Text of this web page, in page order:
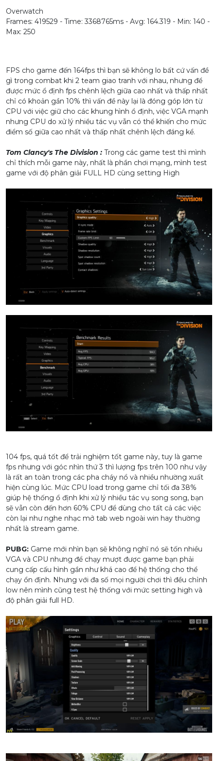
Overwatch
Frames: 419529 - Time: 3368765ms - Avg: 164.319 - Min: 140 -
Max: 250
FPS cho game đến 164fps thì bạn sẽ không lo bất cứ vấn đề
gì trong combat khi 2 team giao tranh với nhau, nhưng để
được mức ổ định fps chênh lệch giữa cao nhất và thấp nhất
chỉ có khoản gần 10% thì vấn đề này lại là đóng góp lớn từ
CPU với việc giữ cho các khung hình ổ định, việc VGA mạnh
nhưng CPU do xử lý nhiều tác vụ vẫn có thể khiến cho mức
điểm số giữa cao nhất và thấp nhất chênh lệch đáng kể.
Tom Clancy's The Division : Trong các game test thì mình
chỉ thích mỗi game này, nhất là phần chơi mạng, mình test
game với độ phân giải FULL HD cùng setting High
104 fps, quá tốt để trải nghiệm tốt game này, tuy là game
fps nhưng với góc nhìn thứ 3 thì lượng fps trên 100 như vậy
là rất an toàn trong các pha cháy nổ và nhiều nhường xuất
hiện cùng lúc. Mức CPU load trong game chỉ tối đa 38%
giúp hệ thống ổ định khi xử lý nhiều tác vụ song song, bạn
sẽ vẫn còn đến hơn 60% CPU để dùng cho tất cả các việc
còn lại như nghe nhạc mở tab web ngoài win hay thường
nhất là stream game.
PUBG: Game mới nhìn bạn sẽ không nghĩ nó sẽ tốn nhiều
VGA và CPU nhưng để chạy mượt được game bạn phải
cung cấp cấu hình gần như khá cao để hệ thống cho thể
chạy ổn định. Nhưng với đa số mọi người chơi thì đều chỉnh
low nên mình cũng test hệ thống với mức setting high và
độ phân giải full HD.